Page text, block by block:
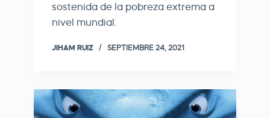
sostenida de la pobreza extrema a
nivel mundial.
JIHAM RUIZ SEPTIEMBRE 24, 2021